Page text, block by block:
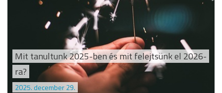
Mit tanultunk 2025-ben és mit felejtsünk el 2026-
ra?
2025. december 29.